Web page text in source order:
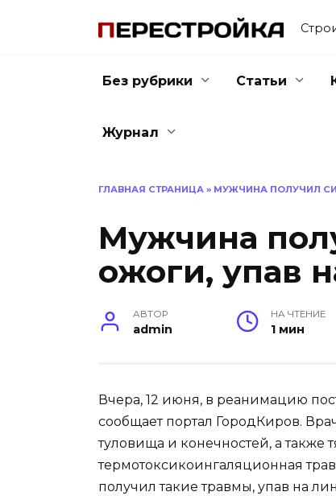
Без рубрики Статьи
Журнал
ГЛАВНАЯ СТРАНИЦА » МУЖЧИНА ПОЛУЧИЛ
Мужчина
ожоги, упав
АВТОР
admin
НА ЧТЕНИЕ
1 мин
Вчера, 12 июня, в реанимацию
сообщает портал ГородКиров.
туловища и конечностей, а
термотоксикоингаляционная
получил такие травмы, упав на